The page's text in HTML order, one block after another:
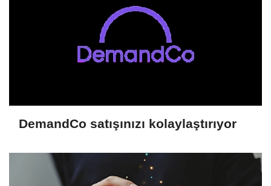
DemandCo satışınızı kolaylaştırıyor